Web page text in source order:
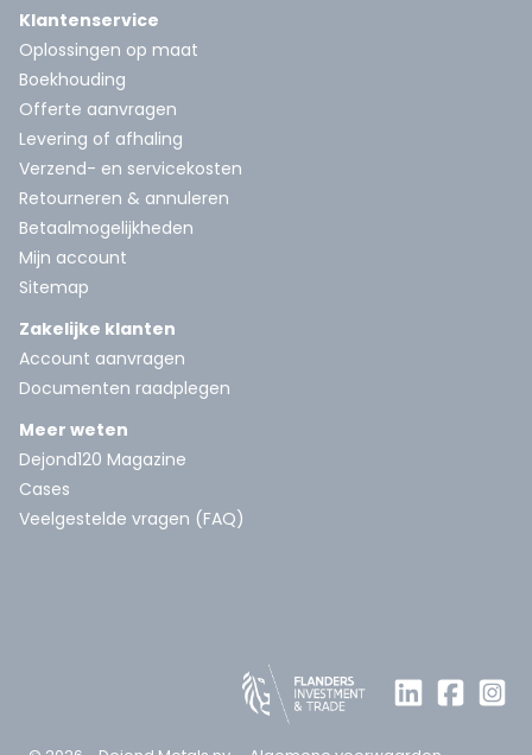
Klantenservice
Oplossingen op maat
Boekhouding
Offerte aanvragen
Levering of afhaling
Verzend- en servicekosten
Retourneren & annuleren
Betaalmogelijkheden
Mijn account
Sitemap
Zakelijke klanten
Account aanvragen
Documenten raadplegen
Meer weten
Dejond120 Magazine
Cases
Veelgestelde vragen (FAQ)